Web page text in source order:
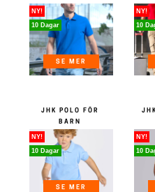
SE MER
NY!
10 Dagar
NY!
10
SE MER
NY!
10 Dagar
JHK POLO FÖR
BARN
NY!
10